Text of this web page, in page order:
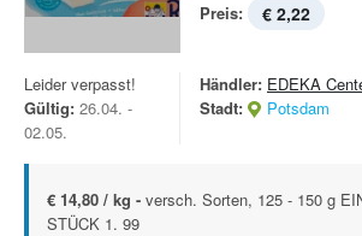
Preis: € 2,22
Leider verpasst!
Gültig: 26.04. -
02.05.
Händler: EDEKA
Stadt:
Potsdam
€ 14,80 / kg - versch. Sorten, 125 - 150 g
STÜCK 1. 99